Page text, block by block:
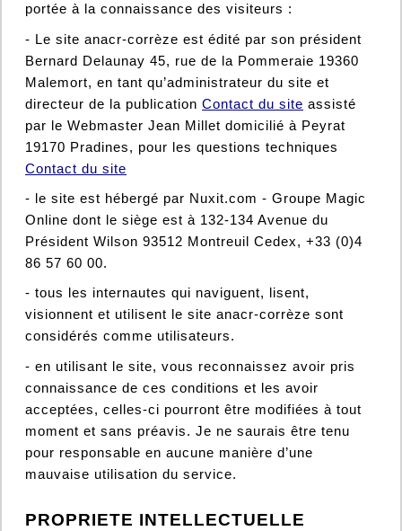
portée à la connaissance des visiteurs :
- Le site anacr-corrèze est édité par son président
Bernard Delaunay 45, rue de la Pommeraie 19360
Malemort, en tant qu’administrateur du site et
directeur de la publication Contact du site assisté
par le Webmaster Jean Millet domicilié à Peyrat
19170 Pradines, pour les questions techniques
Contact du site
- le site est hébergé par Nuxit.com - Groupe Magic
Online dont le siège est à 132-134 Avenue du
Président Wilson 93512 Montreuil Cedex, +33 (0)4
86 57 60 00.
- tous les internautes qui naviguent, lisent,
visionnent et utilisent le site anacr-corrèze sont
considérés comme utilisateurs.
- en utilisant le site, vous reconnaissez avoir pris
connaissance de ces conditions et les avoir
acceptées, celles-ci pourront être modifiées à tout
moment et sans préavis. Je ne saurais être tenu
pour responsable en aucune manière d’une
mauvaise utilisation du service.
PROPRIETE INTELLECTUELLE